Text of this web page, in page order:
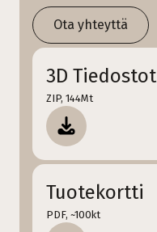
Ota yhteyttä
3D Tiedostot
ZIP, 144Mt
Tuotekortti
PDF, ~100kt